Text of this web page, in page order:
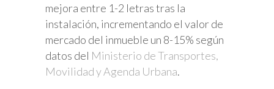
mejora entre 1-2 letras tras la
instalación, incrementando el valor de
mercado del inmueble un 8-15% según
datos del Ministerio de Transportes,
Movilidad y Agenda Urbana.